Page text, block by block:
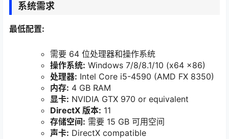
系统需求
最低配置:
需要 64 位处理器和操作系统
操作系统: Windows 7/8/8.1/10 (x64 x86)
处理器: Intel Core i5-4590 (AMD FX 8350)
内存: 4 GB RAM
显卡: NVIDIA GTX 970 or equivalent
DirectX 版本: 11
存储空间: 需要 15 GB 可用空间
声卡: DirectX compatible